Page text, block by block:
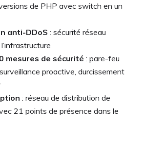
de PHP avec switch en un
anti-DDoS : sécurité réseau
mesures de sécurité : pare-feu
proactive, durcissement
: réseau de distribution de
21 points de présence dans le